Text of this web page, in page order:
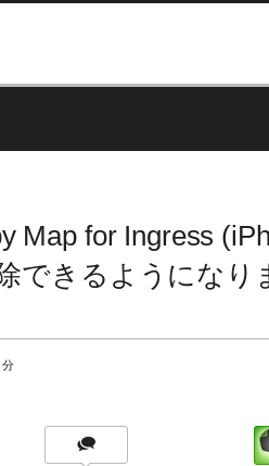
Map for Ingress
できるようになり
分